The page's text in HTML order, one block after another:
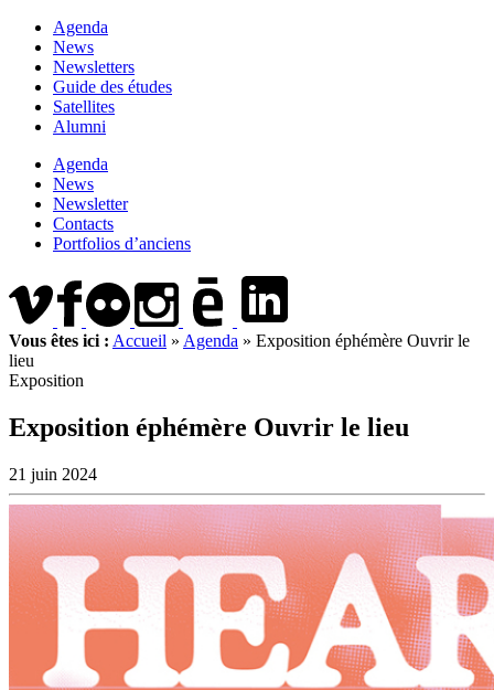
Agenda
News
Newsletters
Guide des études
Satellites
Alumni
Agenda
News
Newsletter
Contacts
Portfolios d’anciens
Vous êtes ici : Accueil » Agenda » Exposition éphémère Ouvrir le
lieu
Exposition
Exposition éphémère Ouvrir le lieu
21 juin 2024